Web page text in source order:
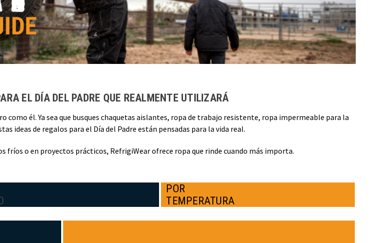
EL DÍA DEL PADRE QUE REALMENTE UTILIZARÁ
él. Ya sea que busques chaquetas aislantes, ropa de trabajo resistente, ropa impermeable para la
ideas de regalos para el Día del Padre están pensadas para la vida real.
fríos o en proyectos prácticos, RefrigiWear ofrece ropa que rinde cuando más importa.
POR
TEMPERATURA